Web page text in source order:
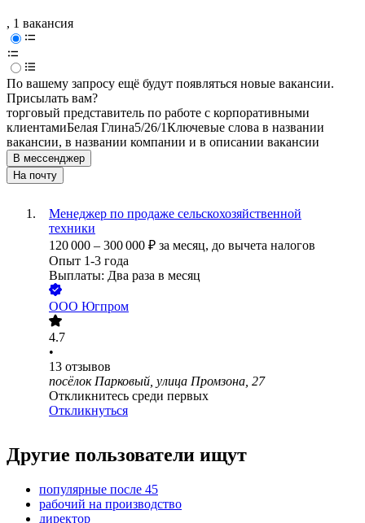
, 1 вакансия
По вашему запросу ещё будут появляться новые вакансии.
Присылать вам?
торговый представитель по работе с корпоративными
клиентамиБелая Глина5/26/1Ключевые слова в названии
вакансии, в названии компании и в описании вакансии
В мессенджер
На почту
Менеджер по продаже сельскохозяйственной
техники
120 000 – 300 000 ₽ за месяц, до вычета налогов
Опыт 1-3 года
Выплаты: Два раза в месяц
ООО Югпром
4.7
•
13 отзывов
посёлок Парковый, улица Промзона, 27
Откликнитесь среди первых
Откликнуться
Другие пользователи ищут
популярные после 45
рабочий на производство
директор